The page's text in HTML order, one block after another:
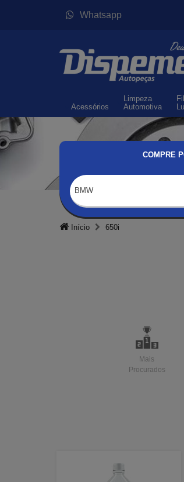
Whatsapp
Acessórios
Limpeza
Automotiva
COMPRE
BMW
Início 650i
Mais
Procurados